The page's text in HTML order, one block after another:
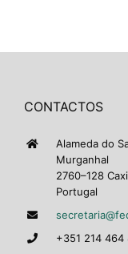
CONTACTOS
Alameda do
Murganhal
2760–128
Portugal
+351 214